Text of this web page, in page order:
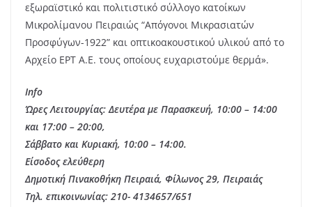
εξωραϊστικό και πολιτιστικό σύλλογο κατοίκων
Μικρολίμανου Πειραιώς “Απόγονοι Μικρασιατών
Προσφύγων-1922” και οπτικοακουστικού υλικού από το
Αρχείο ΕΡΤ Α.Ε. τους οποίους ευχαριστούμε θερμά».
Info
Ώρες Λειτουργίας: Δευτέρα με Παρασκευή, 10:00 – 14:00
και 17:00 – 20:00,
Σάββατο και Κυριακή, 10:00 – 14:00.
Είσοδος ελεύθερη
Δημοτική Πινακοθήκη Πειραιά, Φίλωνος 29, Πειραιάς
Τηλ. επικοινωνίας: 210- 4134657/651